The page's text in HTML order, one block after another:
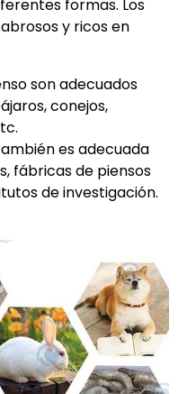
formas. Los
y ricos en
son adecuados
conejos,
es adecuada
fábricas de piensos
de investigación.